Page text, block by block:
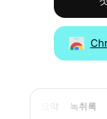
요약 녹취록